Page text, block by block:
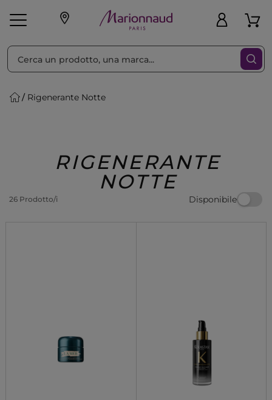
Make-up Profumi
Regalo
Rigenerante Notte
RIGENERANTE
NOTTE
26 Prodotto/i Disponibile
Ordina per Filtra